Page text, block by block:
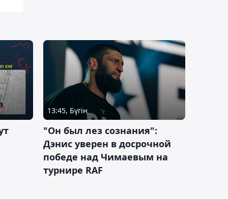
13:45, Бүгін
"Он был лез сознания":
Дэнис уверен в досрочной
победе над Чимаевым на
турнире RAF